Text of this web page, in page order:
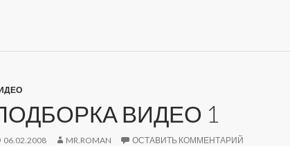
ВИДЕО 1
06.02.2008 MR.ROMAN ОСТАВИТЬ КОММЕНТАРИЙ